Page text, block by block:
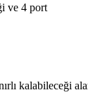
ve 4 port
kalabileceği